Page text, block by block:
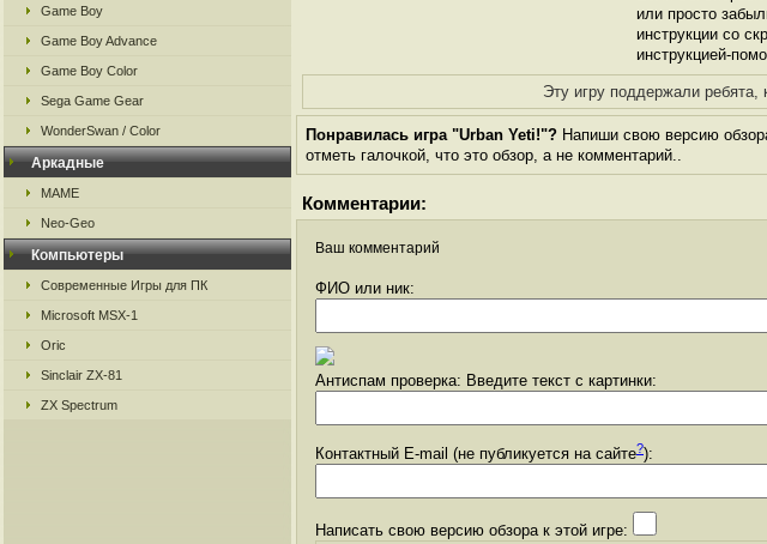
Game Boy
Game Boy Advance
Game Boy Color
Sega Game Gear
WonderSwan / Color
Аркадные
MAME
Neo-Geo
Компьютеры
Современные Игры для ПК
Microsoft MSX-1
Oric
Sinclair ZX-81
ZX Spectrum
или просто
инструкции со
инструкцией-
Эту игру поддержали
Понравилась игра "Urban Yeti!"? Напиши свою версию
отметь галочкой, что это обзор, а не комментарий..
Комментарии:
Ваш комментарий
ФИО или ник:
Антиспам проверка: Введите текст с картинки:
Контактный E-mail (не публикуется на сайте?):
Написать свою версию обзора к этой игре: